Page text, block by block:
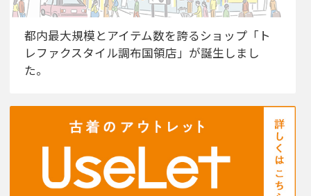
都内最大規模とアイテム数を誇るショップ「ト
レファクスタイル調布国領店」が誕生しまし
た。